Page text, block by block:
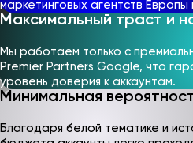
маркетинговых агентств
Максимальный траст и
Мы работаем только с
Premier Partners Google, что
уровень доверия к аккаунтам.
Минимальная
Благодаря белой тематике и